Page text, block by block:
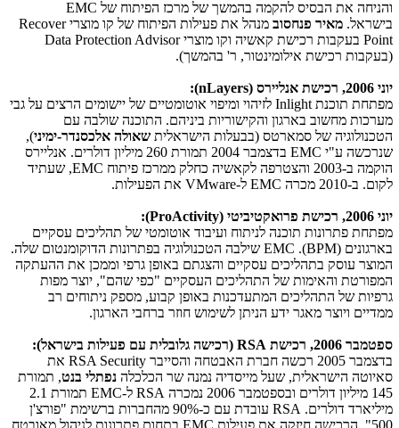
והניחה את הבסיס להקמה בהמשך של מרכז הפיתוח של EMC
בישראל. מאיר פנחסוב מנהל את פעילות הפיתוח של קו מוצריRecover
Point בעקבות רכישת קאשיה וקו מוצריData Protection Advisor
(בעקבות רכישת אילומינטור, ר' בהמשך).
יוני 2006, רכישת אנליירס ( nLayers
):
מפתחת תוכנת Inlight לזיהוי ומיפוי אוטומטיים של יישומים הרצים על גבי
מערכות מחשוב בארגון והקישוריות ביניהם. התוכנה שולבה עם
הטכנולוגיה של סמארטס (בבעלות הישראלית שאולה אלכסנדר-ימיני),
שנרכשה ע"י EMC
בדצמבר 2004 תמורת 260 מיליון דולרים. אנליירס
הוקמה ב-2003 והצטרפה לקאשיה כחלק ממרכז פיתוח
EMC, שעתיד
לקום. ב-2010 מכרה
EMC ל-VMware את הפעילות.
יוני 2006, רכישת פרואקטיביטי ( ProActivity
):
מפתחת פתרונות תוכנה לניתוח ועיבוד אוטומטי של תהליכים עסקיים
בארגונים (BPM
).
EMC שילבה הטכנולוגיה בפתרונות הדוקומנטום שלה.
המוצר עוסק בתהליכים עסקיים והצגתם באופן גרפי וממכן את ההעתקה
המפורטת והאימות של התהליכים העסקיים "כפי שהם", יוצר מפות
גרפיות של התהליכים המתעדכנות באופן קבוע, מספק ניתוחים רב
ממדיים ויוצר מאגר ידע הניתן לשימוש חוזר ברחבי הארגון.
ספטמבר 2006, רכישת RSA (רכישה גלובלית עם פעילות בישראל):
בדצמבר 2005 רכשה חברת האבטחה והסייבר
RSA Security את
סאיוטה הישראלית, שעל מייסדיה נמנה שר הכלכלה נפתלי בנט, תמורת
145 מיליון דולרים ובספטמבר 2006 נמכרה
RSA ל-EMC
תמורת 2.1
מיליארד דולרים. RSA
עובדת עם כ-90% מהחברות ברשימת "פורצ'ן
500". הרכישה חיזקה את פעילות
EMC בתחום פתרונות לניהול מאובטח